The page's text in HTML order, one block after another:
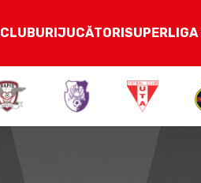
CLUBURIJUCĂTORISUPERLIGA